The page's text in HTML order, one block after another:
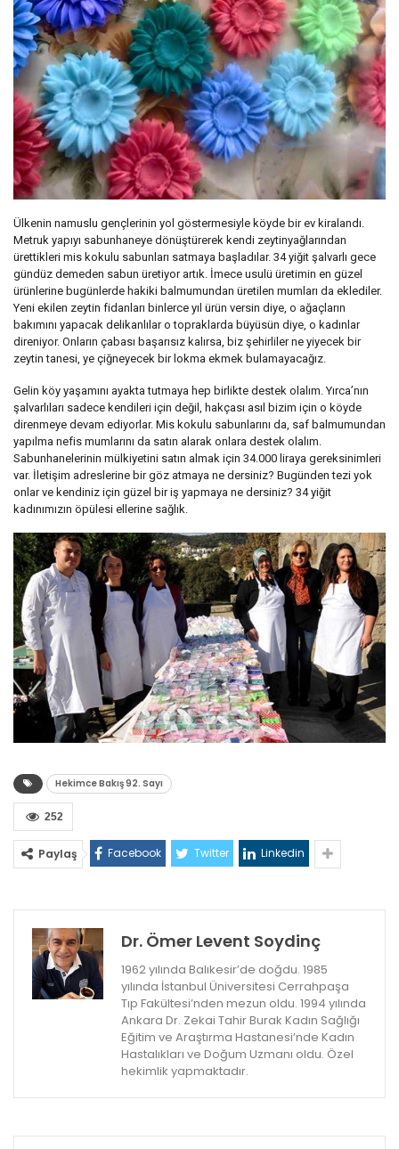
Ülkenin namuslu gençlerinin yol göstermesiyle köyde bir ev kiralandı.
Metruk yapıyı sabunhaneye dönüştürerek kendi zeytinyağlarından
ürettikleri mis kokulu sabunları satmaya başladılar. 34 yiğit şalvarlı gece
gündüz demeden sabun üretiyor artık. İmece usulü üretimin en güzel
ürünlerine bugünlerde hakiki balmumundan üretilen mumları da eklediler.
Yeni ekilen zeytin fidanları binlerce yıl ürün versin diye, o ağaçların
bakımını yapacak delikanlılar o topraklarda büyüsün diye, o kadınlar
direniyor. Onların çabası başarısız kalırsa, biz şehirliler ne yiyecek bir
zeytin tanesi, ye çiğneyecek bir lokma ekmek bulamayacağız.
Gelin köy yaşamını ayakta tutmaya hep birlikte destek olalım. Yırca’nın
şalvarlıları sadece kendileri için değil, hakçası asıl bizim için o köyde
direnmeye devam ediyorlar. Mis kokulu sabunlarını da, saf balmumundan
yapılma nefis mumlarını da satın alarak onlara destek olalım.
Sabunhanelerinin mülkiyetini satın almak için 34.000 liraya gereksinimleri
var. İletişim adreslerine bir göz atmaya ne dersiniz? Bugünden tezi yok
onlar ve kendiniz için güzel bir iş yapmaya ne dersiniz? 34 yiğit
kadınımızın öpülesi ellerine sağlık.
Hekimce Bakış 92. Sayı
252
Paylaş Facebook Twitter Linkedin
Dr. Ömer Levent Soydinç
1962 yılında Balıkesir’de doğdu. 1985
yılında İstanbul Üniversitesi Cerrahpaşa
Tıp Fakültesi’nden mezun oldu. 1994 yılında
Ankara Dr. Zekai Tahir Burak Kadın Sağlığı
Eğitim ve Araştırma Hastanesi’nde Kadın
Hastalıkları ve Doğum Uzmanı oldu. Özel
hekimlik yapmaktadır.